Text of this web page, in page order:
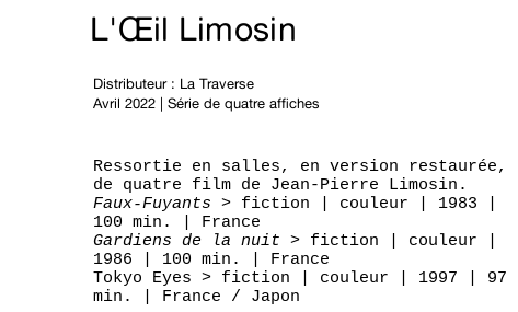
L'Œil Limosin
Distributeur : La Traverse
Avril 2022 | Série de quatre affiches
Ressortie en salles, en version restaurée,
de quatre film de Jean-Pierre Limosin.
Faux-Fuyants > fiction | couleur | 1983 |
100 min. | France
Gardiens de la nuit > fiction | couleur |
1986 | 100 min. | France
Tokyo Eyes > fiction | couleur | 1997 | 97
min. | France / Japon